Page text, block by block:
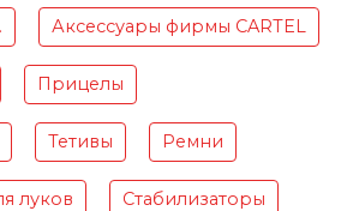
Аксессуары фирмы CARTEL
Прицелы
Тетивы Ремни
луков Стабилизаторы